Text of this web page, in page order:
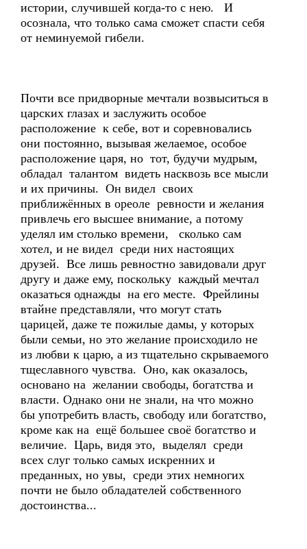
истории, случившей когда-то с нею. И
осознала, что только сама сможет спасти себя
от неминуемой гибели.
Почти все придворные мечтали возвыситься в
царских глазах и заслужить особое
расположение к себе, вот и соревновались
они постоянно, вызывая желаемое, особое
расположение царя, но тот, будучи мудрым,
обладал талантом видеть насквозь все мысли
и их причины. Он видел своих
приближённых в ореоле ревности и желания
привлечь его высшее внимание, а потому
уделял им столько времени, сколько сам
хотел, и не видел среди них настоящих
друзей. Все лишь ревностно завидовали друг
другу и даже ему, поскольку каждый мечтал
оказаться однажды на его месте. Фрейлины
втайне представляли, что могут стать
царицей, даже те пожилые дамы, у которых
были семьи, но это желание происходило не
из любви к царю, а из тщательно скрываемого
тщеславного чувства. Оно, как оказалось,
основано на желании свободы, богатства и
власти. Однако они не знали, на что можно
бы употребить власть, свободу или богатство,
кроме как на ещё большее своё богатство и
величие. Царь, видя это, выделял среди
всех слуг только самых искренних и
преданных, но увы, среди этих немногих
почти не было обладателей собственного
достоинства...